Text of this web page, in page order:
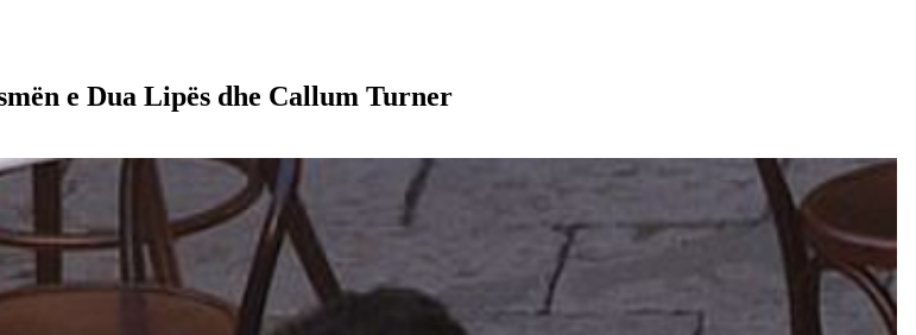
e Dua Lipës dhe Callum Turner